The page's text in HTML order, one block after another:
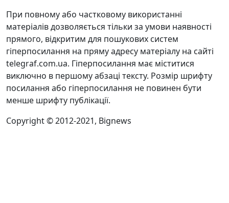
При повному або частковому використанні
матеріалів дозволяється тільки за умови наявності
прямого, відкритим для пошукових систем
гіперпосилання на пряму адресу матеріалу на сайті
telegraf.com.ua. Гіперпосилання має міститися
виключно в першому абзаці тексту. Розмір шрифту
посилання або гіперпосилання не повинен бути
менше шрифту публікації.
Copyright © 2012-2021, Bignews